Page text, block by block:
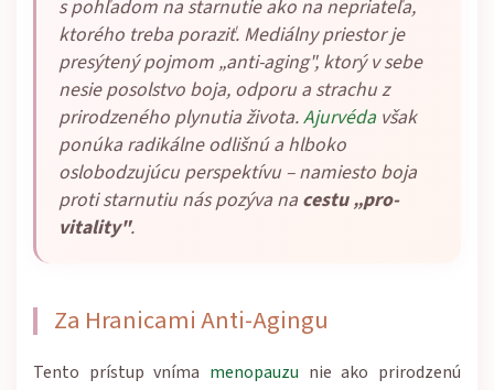
s pohľadom na starnutie ako na nepriateľa,
ktorého treba poraziť. Mediálny priestor je
presýtený pojmom „anti-aging", ktorý v sebe
nesie posolstvo boja, odporu a strachu z
prirodzeného plynutia života.Ajurvéda však
ponúka radikálne odlišnú a hlboko
oslobodzujúcu perspektívu – namiesto boja
proti starnutiu nás pozýva na cestu „pro-
vitality".
Za Hranicami Anti-Agingu
Tento prístup vníma menopauzu nie ako prirodzenú